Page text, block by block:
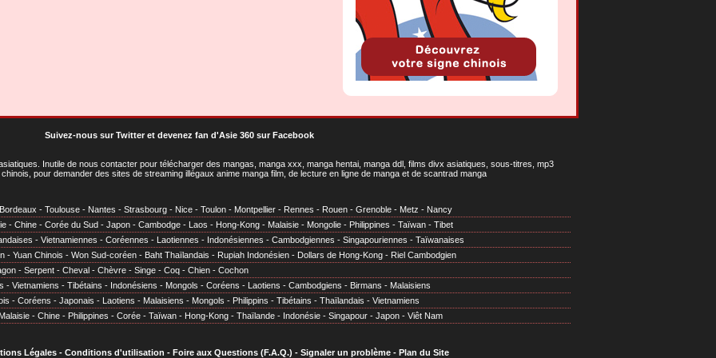
Suivez-nous sur Twitteret devenez fan d'Asie 360 sur Facebook
. Inutile de nous contacter pour télécharger des mangas, manga xxx, manga hentai, manga ddl, films divx asiatiques, sous-titres, mp3
pour demander des sites de streaming illégaux anime manga film, de lecture en ligne de manga et de scantrad manga
Bordeaux - Toulouse - Nantes - Strasbourg - Nice - Toulon - Montpellier - Rennes - Rouen - Grenoble - Metz - Nancy
- Chine - Corée du Sud - Japon - Cambodge - Laos - Hong-Kong - Malaisie - Mongolie - Philippines - Taïwan - Tibet
- Vietnamiennes - Coréennes - Laotiennes - Indonésiennes - Cambodgiennes - Singapouriennes - Taïwanaises
- Yuan Chinois - Won Sud-coréen - Baht Thaïlandais - Rupiah Indonésien - Dollars de Hong-Kong - Riel Cambodgien
- Serpent - Cheval - Chèvre - Singe - Coq - Chien - Cochon
- Vietnamiens - Tibétains - Indonésiens - Mongols - Coréens - Laotiens - Cambodgiens - Birmans - Malaisiens
- Coréens - Japonais - Laotiens - Malaisiens - Mongols - Philippins - Tibétains - Thaïlandais - Vietnamiens
- Chine - Philippines - Corée - Taïwan - Hong-Kong - Thaïlande - Indonésie - Singapour - Japon - Viêt Nam
Légales- Conditions d'utilisation - Foire aux Questions (F.A.Q.) - Signaler un problème- Plan du Site